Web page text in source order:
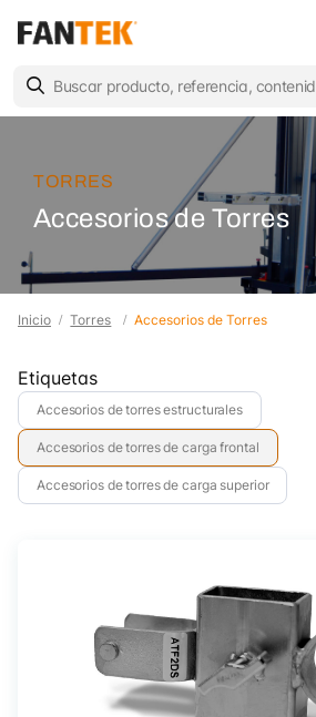
TORRES
Accesorios de Torres
Inicio Torres Accesorios de Torres
Etiquetas
Accesorios de torres estructurales
Accesorios de torres de carga frontal
Accesorios de torres de carga superior